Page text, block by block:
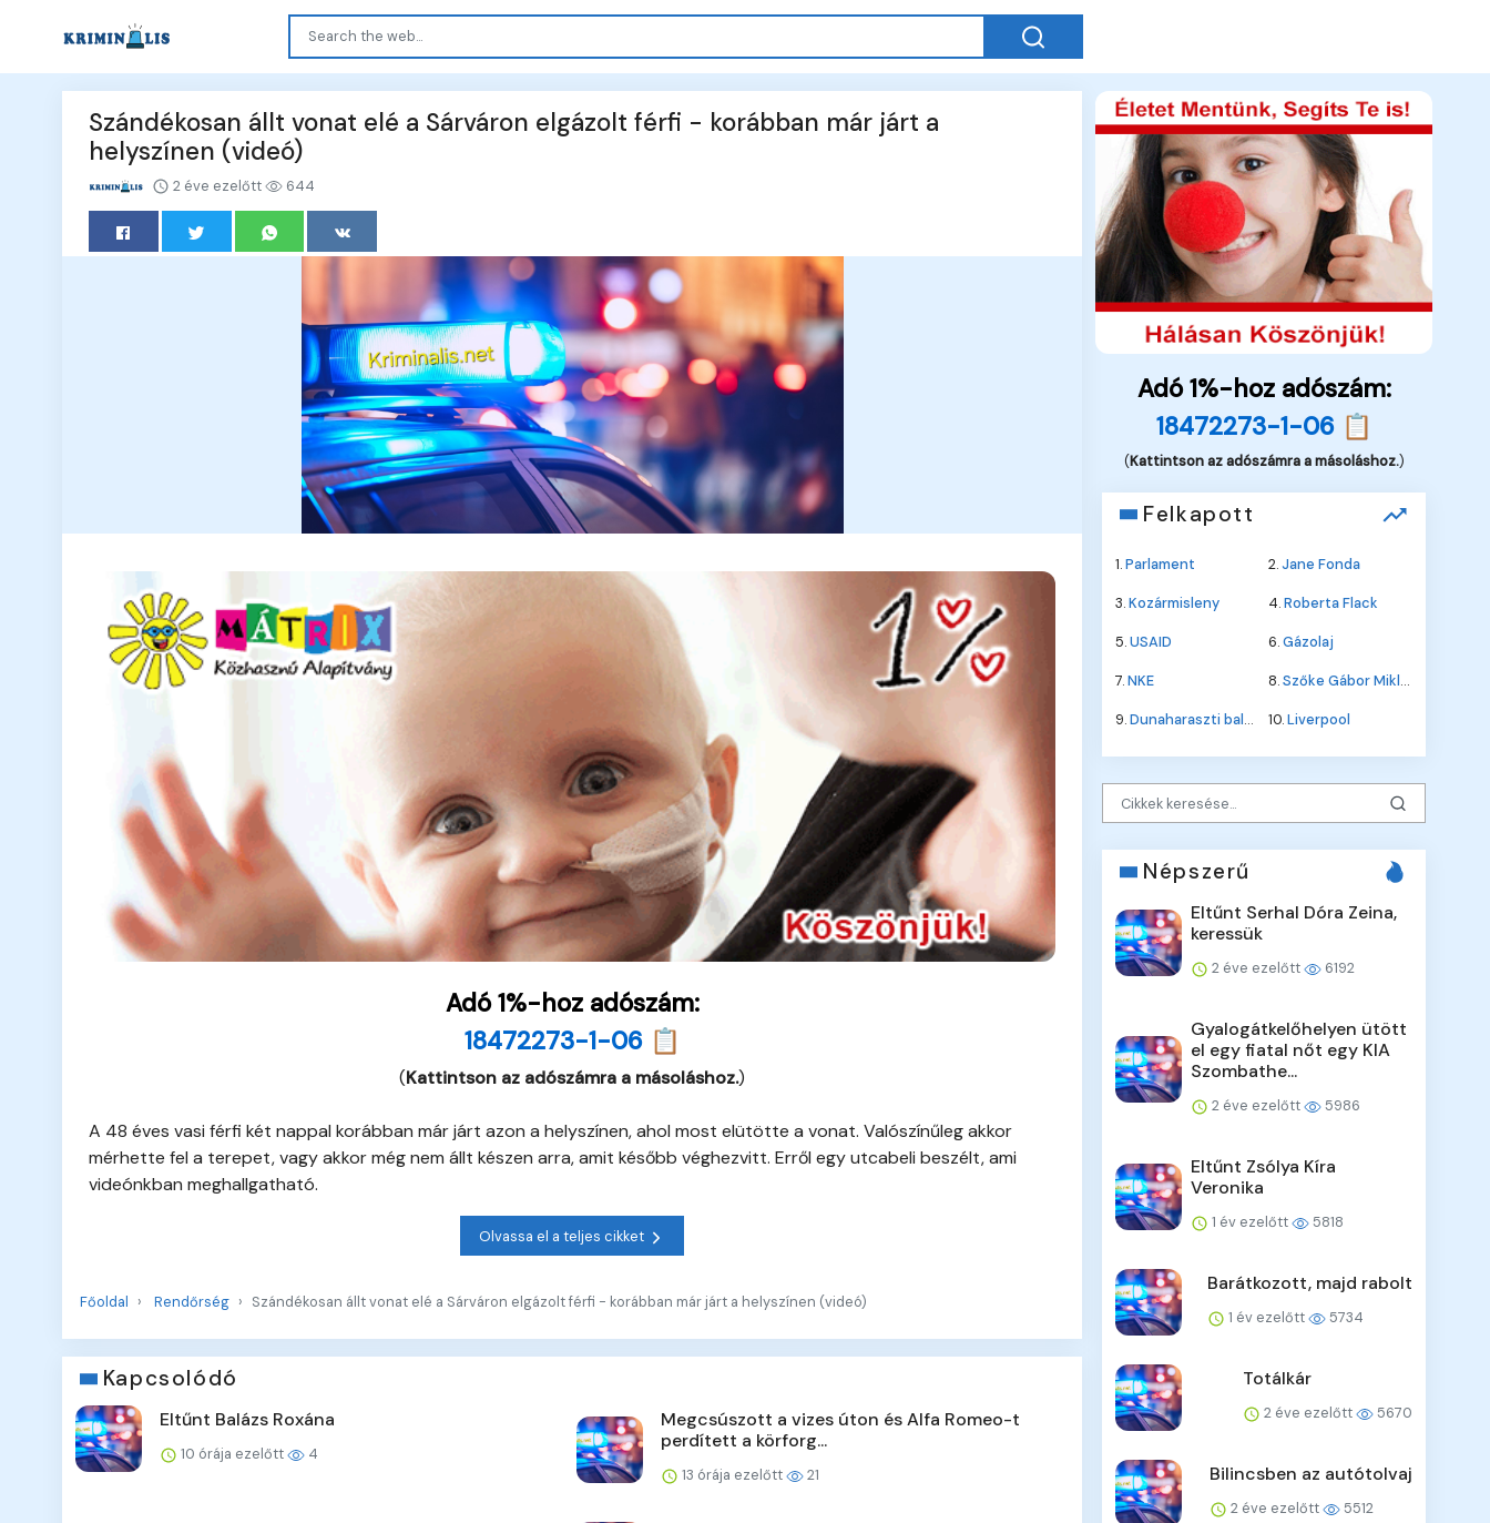
Szándékosan állt vonat elé a Sárváron elgázolt férfi - korábban már járt a
helyszínen (videó)
2 éve ezelőtt 644
Adó 1%-hoz adószám:
18472273-1-06 📋
(Kattintson az adószámra a másoláshoz.)
A 48 éves vasi férfi két nappal korábban már járt azon a helyszínen, ahol most elütötte a vonat. Valószínűleg akkor
mérhette fel a terepet, vagy akkor még nem állt készen arra, amit később véghezvitt. Erről egy utcabeli beszélt, ami
videónkban meghallgatható.
Olvassa el a teljes cikket
Főoldal Rendőrség Szándékosan állt vonat elé a Sárváron elgázolt férfi - korábban már járt a helyszínen (videó)
Kapcsolódó
Eltűnt Balázs Roxána
10 órája ezelőtt 4
Megcsúszott a vizes úton és Alfa Romeo-t
perdített a körforg...
13 órája ezelőtt 21
Adó 1%-hoz adószám:
18472273-1-06 📋
(Kattintson az adószámra a másoláshoz.)
Felkapott
1.Parlament 2.Jane Fonda
3.Kozármisleny 4.Roberta Flack
5.USAID 6.Gázolaj
7.NKE 8.Szőke Gábor Miklós
9.Dunaharaszti baleset 10.Liverpool
Népszerű
Eltűnt Serhal Dóra Zeina,
keressük
2 éve ezelőtt 6192
Gyalogátkelőhelyen ütött
el egy fiatal nőt egy KIA
Szombathe...
2 éve ezelőtt 5986
Eltűnt Zsólya Kíra
Veronika
1 év ezelőtt 5818
Barátkozott, majd rabolt
1 év ezelőtt 5734
Totálkár
2 éve ezelőtt 5670
Bilincsben az autótolvaj
2 éve ezelőtt 5512